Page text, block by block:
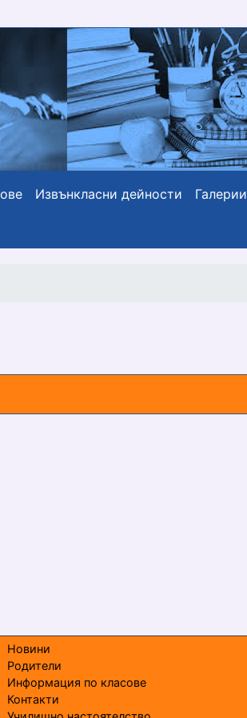
Извънкласни дейности Галерии
Новини
Родители
Информация по класове
Контакти